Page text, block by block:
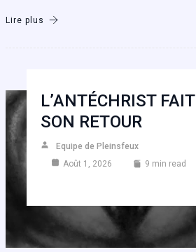
Lire plus
L’ANTÉCHRIST FAIT
SON RETOUR
Equipe de Pleinsfeux
Août 1, 2026
9 min read